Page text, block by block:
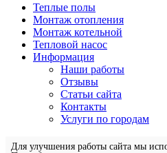
Теплые полы
Монтаж отопления
Монтаж котельной
Тепловой насос
Информация
Наши работы
Отзывы
Статьи сайта
Контакты
Услуги по городам
Для улучшения работы сайта мы